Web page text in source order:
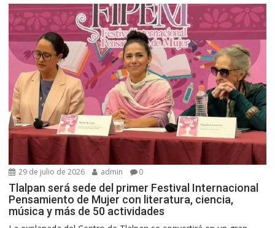
29 de julio de 2026 admin 0
Tlalpan será sede del primer Festival Internacional
Pensamiento de Mujer con literatura, ciencia,
música y más de 50 actividades